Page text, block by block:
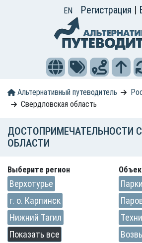
EN Регистрация |
Альтернативный путеводитель
Свердловская область
ДОСТОПРИМЕЧАТЕЛЬНОСТИ
ОБЛАСТИ
Выберите регион
Верхотурье
г. о. Карпинск
Нижний Тагил
Показать все
Парки